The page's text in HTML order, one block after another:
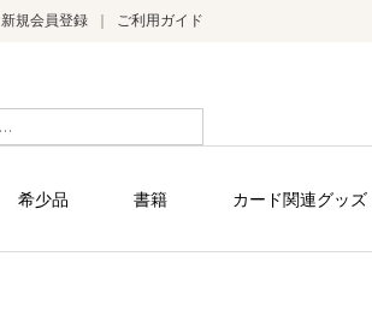
新規会員登録 ご利用ガイド
希少品 書籍 カード関連グッズ